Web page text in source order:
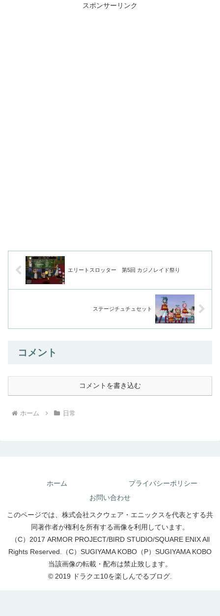
スポンサーリンク
エリートスロッター 第5回 カジノレイド祭り
ステージチュチュセット
コメント
コメントを書き込む
ホーム 日常
ホーム
プライバシーポリシー
お問い合わせ
このページでは、株式会社スクウェア・エニックスを代表とする共
同著作者が権利を所有する画像を利用しています。
（C）2017 ARMOR PROJECT/BIRD STUDIO/SQUARE ENIX All
Rights Reserved.（C）SUGIYAMA KOBO（P）SUGIYAMA KOBO
当該画像の転載・配布は禁止致します。
© 2019 ドラクエ10を楽しんでるブログ.